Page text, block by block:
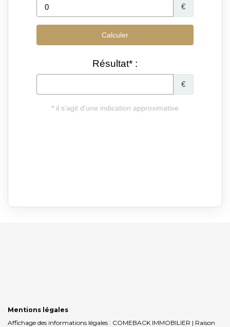
Mentions légales
Affichage des informations légales : COMEBACK IMMOBILIER | Raison